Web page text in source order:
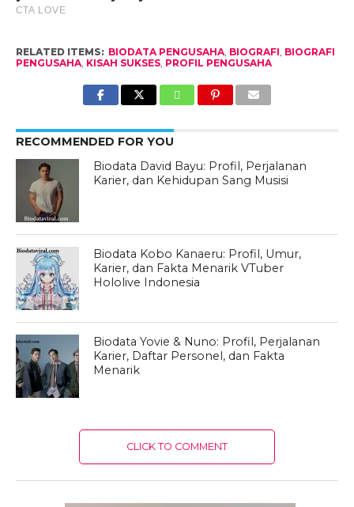
RELATED ITEMS: BIODATA PENGUSAHA, BIOGRAFI, BIOGRAFI
PENGUSAHA, KISAH SUKSES, PROFIL PENGUSAHA
RECOMMENDED FOR YOU
Biodata David Bayu: Profil, Perjalanan
Karier, dan Kehidupan Sang Musisi
Biodata Kobo Kanaeru: Profil, Umur,
Karier, dan Fakta Menarik VTuber
Hololive Indonesia
Biodata Yovie & Nuno: Profil, Perjalanan
Karier, Daftar Personel, dan Fakta
Menarik
CLICK TO COMMENT